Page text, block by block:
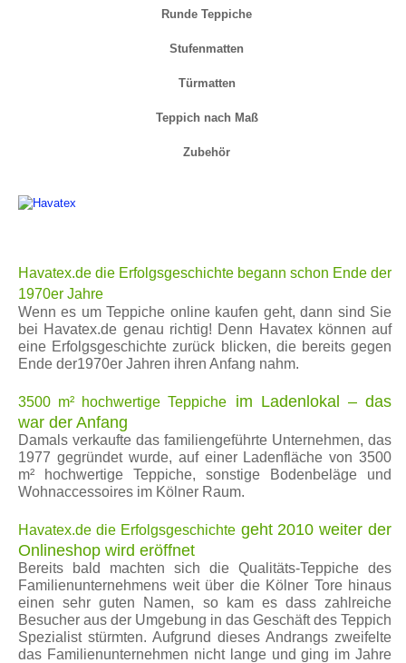
Runde Teppiche
Stufenmatten
Türmatten
Teppich nach Maß
Zubehör
Havatex.de die Erfolgsgeschichte begann schon Ende der
1970er Jahre
Wenn es um Teppiche online kaufen geht, dann sind Sie
bei Havatex.de genau richtig! Denn Havatex können auf
eine Erfolgsgeschichte zurück blicken, die bereits gegen
Ende der1970er Jahren ihren Anfang nahm.
3500 m² hochwertige Teppiche
im Ladenlokal – das
war der Anfang
Damals verkaufte das familiengeführte Unternehmen, das
1977 gegründet wurde, auf einer Ladenfläche von 3500
m² hochwertige Teppiche, sonstige Bodenbeläge und
Wohnaccessoires im Kölner Raum.
Havatex.de die Erfolgsgeschichtegeht 2010 weiter der
Onlineshop wird eröffnet
Bereits bald machten sich die Qualitäts-Teppiche des
Familienunternehmens weit über die Kölner Tore hinaus
einen sehr guten Namen, so kam es dass zahlreiche
Besucher aus der Umgebung in das Geschäft des Teppich
Spezialist stürmten. Aufgrund dieses Andrangs zweifelte
das Familienunternehmen nicht lange und ging im Jahre